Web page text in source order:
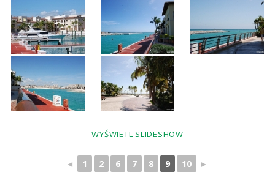
WYŚWIETL SLIDESHOW
◄ 1 2 6 7 8 9 10 ►